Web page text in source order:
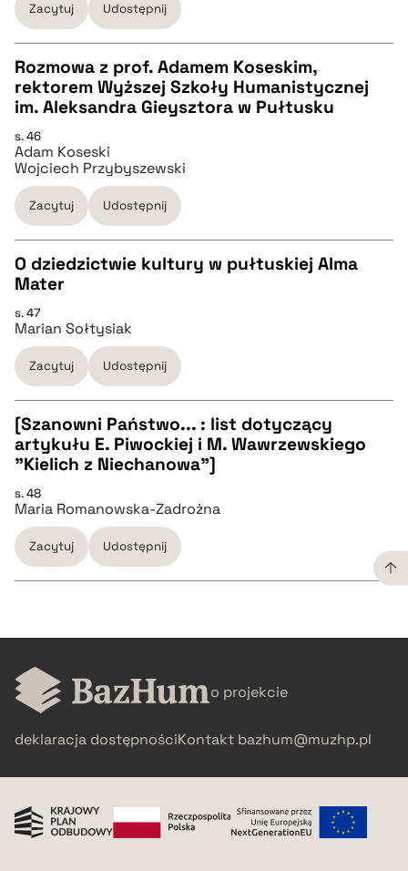
BIBTEX
pobierz cytat
Zacytuj Udostępnij
CZYSTY TEKST
pobierz cytat
BIBTEX
pobierz cytat
Rozmowa z prof. Adamem Koseskim,
rektorem Wyższej Szkoły Humanistycznej
im. Aleksandra Gieysztora w Pułtusku
s. 46
Adam Koseski
Wojciech Przybyszewski
Zacytuj Udostępnij
pobierz cytat
BIBTEX
pobierz cytat
O dziedzictwie kultury w pułtuskiej Alma
Mater
s. 47
Marian Sołtysiak
Zacytuj Udostępnij
CZYSTY TEKST
pobierz cytat
BIBTEX
[Szanowni Państwo... : list dotyczący
artykułu E. Piwockiej i M. Wawrzewskiego
"Kielich z Niechanowa"]
s. 48
Maria Romanowska-Zadrożna
Zacytuj Udostępnij
CZYSTY TEKST
pobierz cytat
BIBTEX
o projekcie
deklaracja dostępnościKontakt bazhum@muzhp.pl